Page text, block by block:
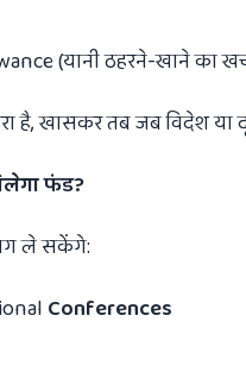
(यानी ठहरने-खाने का
है, खासकर तब जब विदेश या
फंड?
ले सकेंगे:
Conferences